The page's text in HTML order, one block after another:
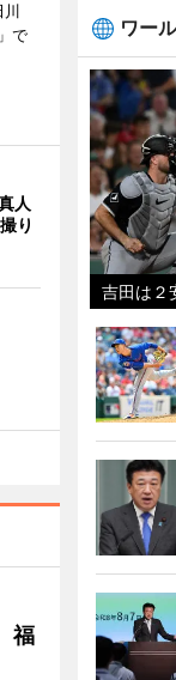
で
人
り
福
ワー
吉田は